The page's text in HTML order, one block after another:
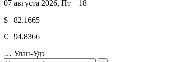
07 августа 2026, Пт 18+
$ 82.1665
€ 94.8366
… Улан-Удэ